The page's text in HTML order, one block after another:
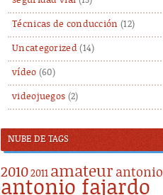
Técnicas de conducción (12)
Uncategorized(14)
vídeo (60)
videojuegos (2)
NUBE DE TAGS
20102011 amateur antonio
antonio fajardo